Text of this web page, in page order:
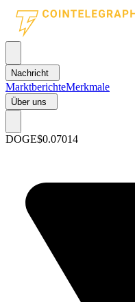
Nachricht
MarktberichteMerkmale
Über uns
DOGE$0.07014